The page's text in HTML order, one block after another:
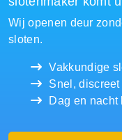
Wij openen deur
sloten.
Vakkundige
Snel,
Dag en nacht